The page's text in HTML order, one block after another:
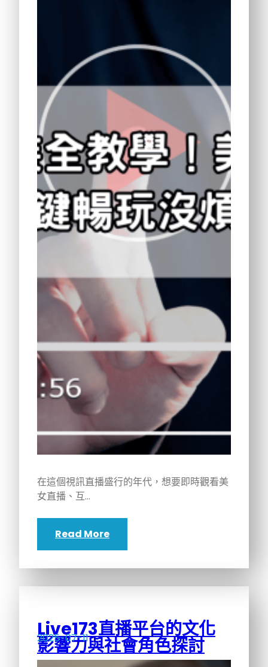
在這個視訊直播盛行的年代，想要即時觀看美
女直播、互…
Read More
Live173直播平台的文化
影響力與社會角色探討
2025-07-11